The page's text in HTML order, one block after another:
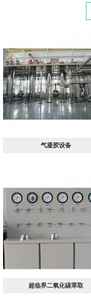
气凝胶设备
超临界二氧化碳萃取